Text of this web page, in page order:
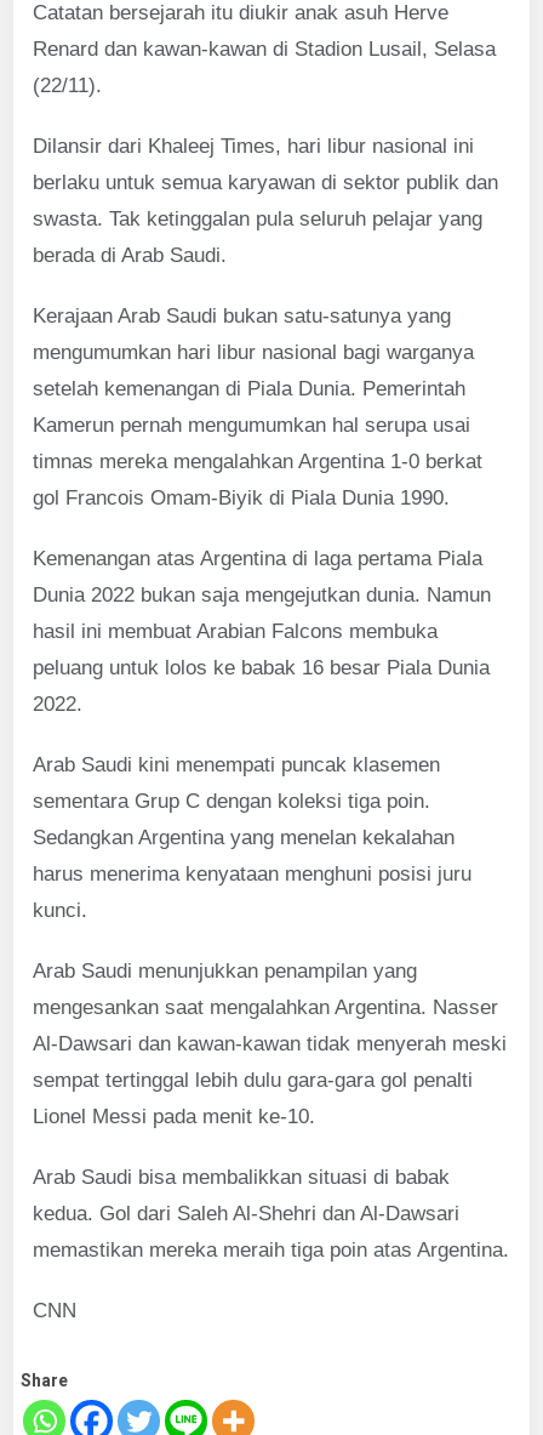
Catatan bersejarah itu diukir anak asuh Herve
Renard dan kawan-kawan di Stadion Lusail, Selasa
(22/11).
Dilansir dari Khaleej Times, hari libur nasional ini
berlaku untuk semua karyawan di sektor publik dan
swasta. Tak ketinggalan pula seluruh pelajar yang
berada di Arab Saudi.
Kerajaan Arab Saudi bukan satu-satunya yang
mengumumkan hari libur nasional bagi warganya
setelah kemenangan di Piala Dunia. Pemerintah
Kamerun pernah mengumumkan hal serupa usai
timnas mereka mengalahkan Argentina 1-0 berkat
gol Francois Omam-Biyik di Piala Dunia 1990.
Kemenangan atas Argentina di laga pertama Piala
Dunia 2022 bukan saja mengejutkan dunia. Namun
hasil ini membuat Arabian Falcons membuka
peluang untuk lolos ke babak 16 besar Piala Dunia
2022.
Arab Saudi kini menempati puncak klasemen
sementara Grup C dengan koleksi tiga poin.
Sedangkan Argentina yang menelan kekalahan
harus menerima kenyataan menghuni posisi juru
kunci.
Arab Saudi menunjukkan penampilan yang
mengesankan saat mengalahkan Argentina. Nasser
Al-Dawsari dan kawan-kawan tidak menyerah meski
sempat tertinggal lebih dulu gara-gara gol penalti
Lionel Messi pada menit ke-10.
Arab Saudi bisa membalikkan situasi di babak
kedua. Gol dari Saleh Al-Shehri dan Al-Dawsari
memastikan mereka meraih tiga poin atas Argentina.
CNN
Share